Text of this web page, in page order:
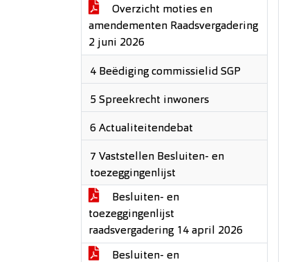
Overzicht moties en
amendementen Raadsvergadering
2 juni 2026
4 Beëdiging commissielid SGP
5 Spreekrecht inwoners
6 Actualiteitendebat
7 Vaststellen Besluiten- en
toezeggingenlijst
Besluiten- en
toezeggingenlijst
raadsvergadering 14 april 2026
Besluiten- en